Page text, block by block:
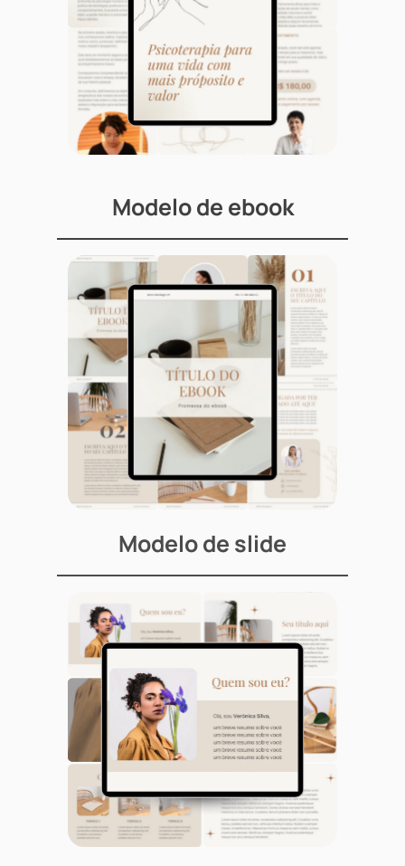
Modelo de slide
Modelo de ebook